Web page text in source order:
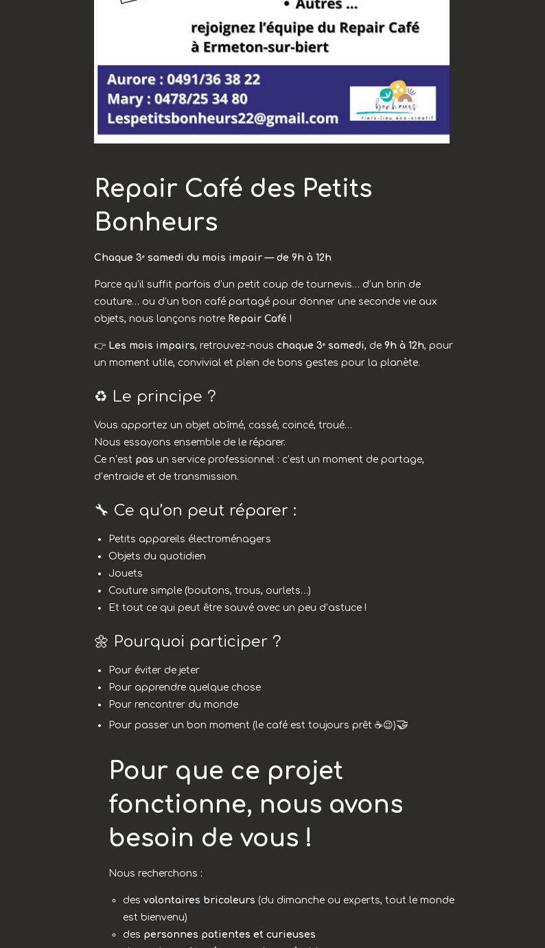
Repair Café des Petits
Bonheurs
Chaque 3ᵉ samedi du mois impair — de 9h à 12h
Parce qu’il suffit parfois d’un petit coup de tournevis… d’un brin de
couture… ou d’un bon café partagé pour donner une seconde vie aux
objets, nous lançons notre Repair Café !
👉 Les mois impairs, retrouvez-nous chaque 3ᵉ samedi, de 9h à 12h, pour
un moment utile, convivial et plein de bons gestes pour la planète.
♻️ Le principe ?
Vous apportez un objet abîmé, cassé, coincé, troué…
Nous essayons ensemble de le réparer.
Ce n’est pas un service professionnel : c’est un moment de partage,
d’entraide et de transmission.
🔧 Ce qu’on peut réparer :
Petits appareils électroménagers
Objets du quotidien
Jouets
Couture simple (boutons, trous, ourlets…)
Et tout ce qui peut être sauvé avec un peu d’astuce !
🌼 Pourquoi participer ?
Pour éviter de jeter
Pour apprendre quelque chose
Pour rencontrer du monde
Pour passer un bon moment (le café est toujours prêt ☕😉)🤝
Pour que ce projet
fonctionne, nous avons
besoin de vous !
Nous recherchons :
des volontaires bricoleurs (du dimanche ou experts, tout le monde
est bienvenu)
des personnes patientes et curieuses